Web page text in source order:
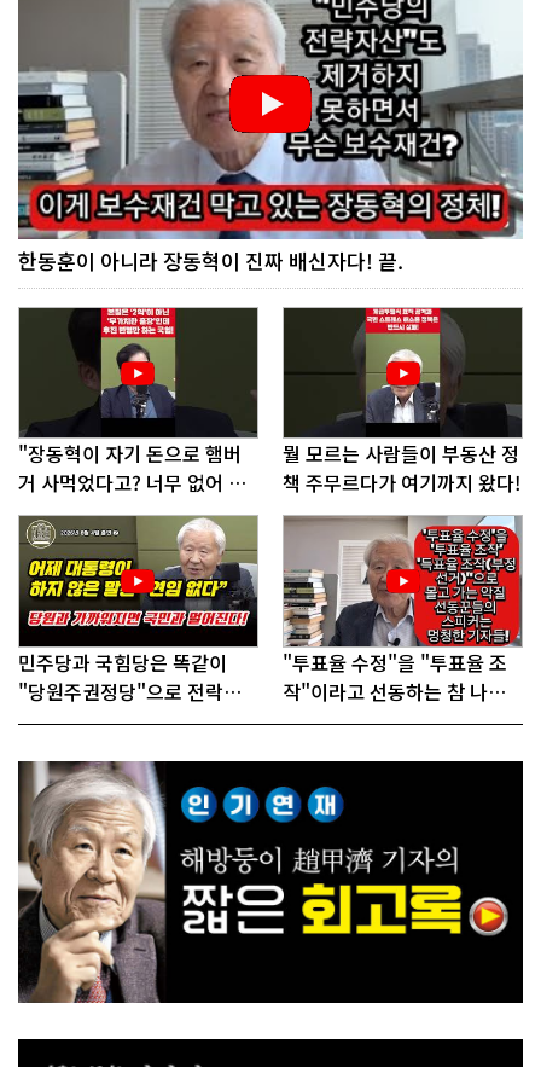
한동훈이 아니라 장동혁이 진짜 배신자다! 끝.
"장동혁이 자기 돈으로 햄버
거 사먹었다고? 너무 없어 보
인다"
뭘 모르는 사람들이 부동산 정
책 주무르다가 여기까지 왔다!
민주당과 국힘당은 똑같이
"당원주권정당"으로 전락했
다!
"투표율 수정"을 "투표율 조
작"이라고 선동하는 참 나쁜
사람들!